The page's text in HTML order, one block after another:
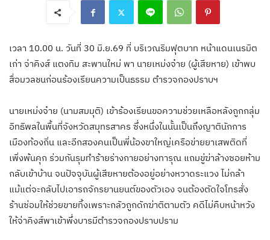
เวลา 10.00 น. วันที่ 30 มิ.ย.69 ที่ บริเวณริมฟุตบาท หน้าแดนเนรมิต
เก่า จ่าคิงส์ แตงทิม สะพานใหม่ พา นายเหม่งจ๋าย (ผู้เสียหาย) เข้าพบ
สื่อมวลชนก่อนร้องเรียนความเป็นธรรม ตำรวจกองปราบฯ
นายเหม่งจ๋าย (นามสมมุติ) เข้าร้องเรียนขอความช่วยเหลือหลังถูกกลุ่ม
อิทธิพลในพื้นที่จังหวัดสมุทรสาคร ซึ่งหนึ่งในนั้นเป็นถึงญาตินักการ
เมืองท้องถิ่น และอีกสองคนเป็นพี่น้องขาใหญ่เครือข่ายยาเสพติดที่
เพิ่งพ้นคุก ร่วมกันรุมทำร้ายร่างกายอย่างทารุณ แถมขู่ฆ่าล้างซอยห้าม
กลับเข้าบ้าน จนปัจจุบันผู้เสียหายต้องอยู่อย่างหวาดระแวง ไม่กล้า
แม้แต่จะกลับไปเอารถจักรยานยนต์ของตัวเอง จนต้องตัดใจโทรสั่ง
ร้านซ่อมให้ช่วยขายทิ้งเพราะกลัวถูกดักฆ่าติตามตัว คดีไม่คืบหน้าหวัง
ให้จ่าคิงส์พาเข้าพึ่งบารมีตำรวจกองปราบปราม